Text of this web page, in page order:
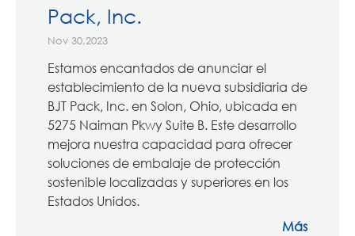
Pack, Inc.
Nov 30,2023
Estamos encantados de anunciar el
establecimiento de la nueva subsidiaria de
BJT Pack, Inc. en Solon, Ohio, ubicada en
5275 Naiman Pkwy Suite B. Este desarrollo
mejora nuestra capacidad para ofrecer
soluciones de embalaje de protección
sostenible localizadas y superiores en los
Estados Unidos.
Más